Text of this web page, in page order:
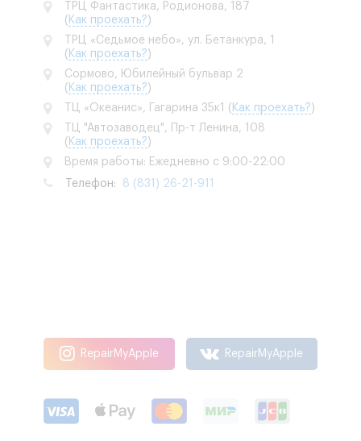
ТРЦ Фантастика, Родионова, 187
( Как проехать? )
ТРЦ «Седьмое небо», ул. Бетанкура, 1
( Как проехать? )
Сормово, Юбилейный бульвар 2
( Как проехать? )
ТЦ «Океанис», Гагарина 35к1
( Как проехать? )
ТЦ "Автозаводец", Пр-т Ленина, 108
( Как проехать? )
Время работы: Ежедневно с 9:00-22:00
Телефон: 8 (831) 26-21-911
RepairMyApple RepairMyApple